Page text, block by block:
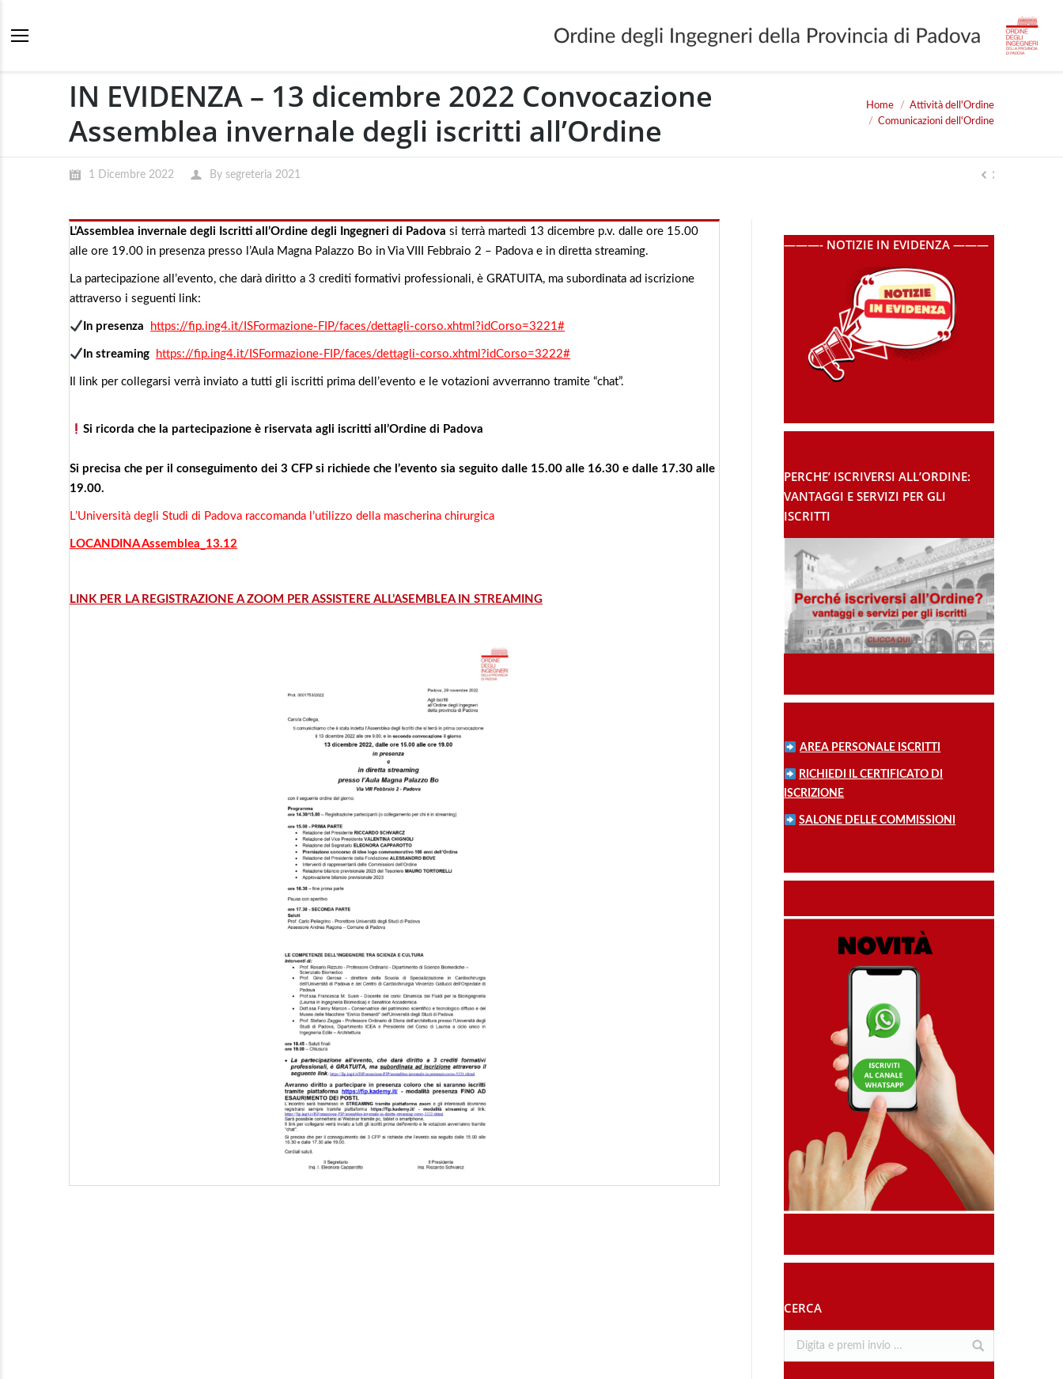
IN EVIDENZA – 13 dicembre 2022 Convocazione
Assemblea invernale degli iscritti all’Ordine
You are here:
Home
Attività dell'Ordine
Comunicazioni dell'Ordine
1 Dicembre 2022 By segreteria 2021
L’Assemblea invernale degli Iscritti all’Ordine degli Ingegneri di Padova si terrà martedì 13 dicembre p.v. dalle ore 15.00
alle ore 19.00 in presenza presso l’Aula Magna Palazzo Bo in Via VIII Febbraio 2 – Padova e in diretta streaming.
La partecipazione all’evento, che darà diritto a 3 crediti formativi professionali, è GRATUITA, ma subordinata ad iscrizione
attraverso i seguenti link:
In presenza https://fip.ing4.it/ISFormazione-FIP/faces/dettagli-corso.xhtml?idCorso=3221#
In streaming https://fip.ing4.it/ISFormazione-FIP/faces/dettagli-corso.xhtml?idCorso=3222#
Il link per collegarsi verrà inviato a tutti gli iscritti prima dell’evento e le votazioni avverranno tramite “chat”.
Si ricorda che la partecipazione è riservata agli iscritti all’Ordine di Padova
Si precisa che per il conseguimento dei 3 CFP si richiede che l’evento sia seguito dalle 15.00 alle 16.30 e dalle 17.30 alle
19.00.
L’Università degli Studi di Padova raccomanda l’utilizzo della mascherina chirurgica
LOCANDINA Assemblea_13.12
LINK PER LA REGISTRAZIONE A ZOOM PER ASSISTERE ALL’ASEMBLEA IN STREAMING
———- NOTIZIE IN EVIDENZA ———
PERCHE’ ISCRIVERSI ALL’ORDINE:
VANTAGGI E SERVIZI PER GLI
ISCRITTI
AREA PERSONALE ISCRITTI
RICHIEDI IL CERTIFICATO DI
ISCRIZIONE
SALONE DELLE COMMISSIONI
CERCA